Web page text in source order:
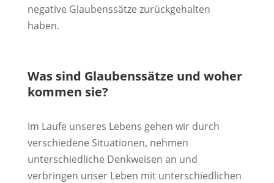
negative Glaubenssätze zurückgehalten
haben.
Was sind Glaubenssätze und woher
kommen sie?
Im Laufe unseres Lebens gehen wir durch
verschiedene Situationen, nehmen
unterschiedliche Denkweisen an und
verbringen unser Leben mit unterschiedlichen